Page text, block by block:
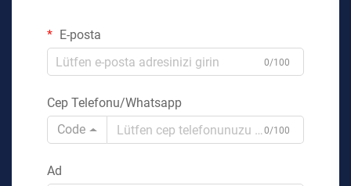
E-posta
0/100
Cep Telefonu/Whatsapp
Code
0/100
Ad